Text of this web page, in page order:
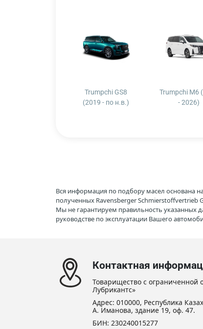
Trumpchi GS8
(2019 - по н.в.)
Trumpchi M6
- 2026)
Вся информация по подбору масел основана
полученных Ravensberger Schmierstoffvertrieb
Мы не гарантируем правильность указанных
руководстве по эксплуатации Вашего
Контактная
Товарищество с ограниченной
Лубрикантс»
Адрес: 010000, Республика
А. Иманова, здание 19, оф. 47.
БИН: 230240015277